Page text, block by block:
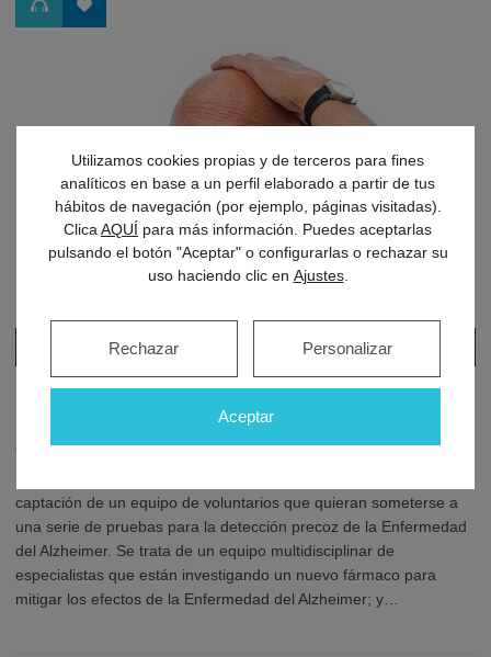
Buscamos voluntarios para prevenir el
Alzheimer
captación de un equipo de voluntarios que quieran someterse a
una serie de pruebas para la detección precoz de la Enfermedad
del Alzheimer. Se trata de un equipo multidisciplinar de
especialistas que están investigando un nuevo fármaco para
mitigar los efectos de la Enfermedad del Alzheimer; y…
Utilizamos cookies propias y de terceros para fines
analíticos en base a un perfil elaborado a partir de tus
hábitos de navegación (por ejemplo, páginas visitadas).
Clica AQUÍ para más información. Puedes aceptarlas
pulsando el botón "Aceptar" o configurarlas o rechazar su
uso haciendo clic en Ajustes.
Aceptar
Rechazar Personalizar